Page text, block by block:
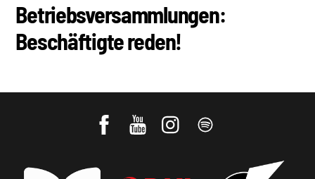
Betriebsversammlungen:
Beschäftigte reden!